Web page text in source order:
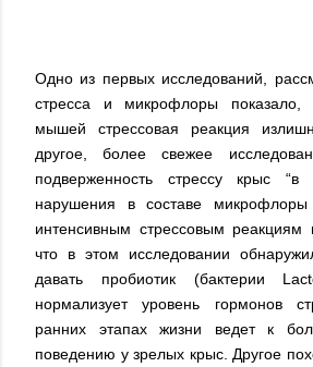
Одно из первых исследований,
стресса и микрофлоры показало,
мышей стрессовая реакция
другое, более свежее
подверженность стрессу крыс “в
нарушения в составе
интенсивным стрессовым реакциям
что в этом исследовании
давать пробиотик (бактерии
нормализует уровень гормонов
ранних этапах жизни ведет к
поведению у зрелых крыс. Другое